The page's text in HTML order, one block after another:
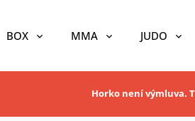
BOX MMA JUDO
Horko není výmluva.